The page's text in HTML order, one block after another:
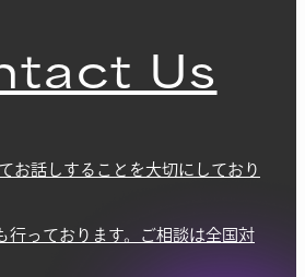
Us
お話しすることを大切にしており
行っております。ご相談は全国対